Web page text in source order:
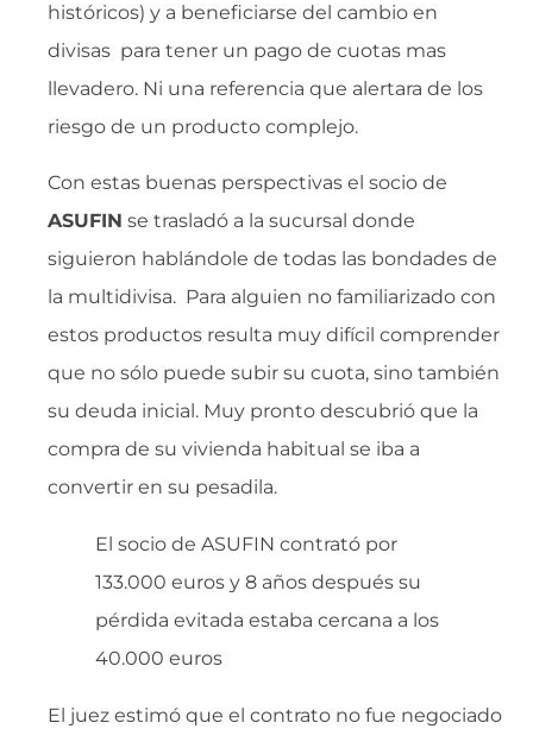
históricos) y a beneficiarse del cambio en
divisas para tener un pago de cuotas mas
llevadero. Ni una referencia que alertara de los
riesgo de un producto complejo.
Con estas buenas perspectivas el socio de
ASUFIN se trasladó a la sucursal donde
siguieron hablándole de todas las bondades de
la multidivisa. Para alguien no familiarizado con
estos productos resulta muy difícil comprender
que no sólo puede subir su cuota, sino también
su deuda inicial. Muy pronto descubrió que la
compra de su vivienda habitual se iba a
convertir en su pesadila.
El socio de ASUFIN contrató por
133.000 euros y 8 años después su
pérdida evitada estaba cercana a los
40.000 euros
El juez estimó que el contrato no fue negociado